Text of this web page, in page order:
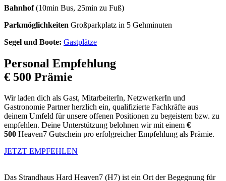
Bahnhof(10min Bus, 25min zu Fuß)
Parkmöglichkeiten Großparkplatz in 5 Gehminuten
Segel und Boote: Gastplätze
Personal Empfehlung
€ 500 Prämie
Wir laden dich als Gast, MitarbeiterIn, NetzwerkerIn und
Gastronomie Partner herzlich ein, qualifizierte Fachkräfte aus
deinem Umfeld für unsere offenen Positionen zu begeistern bzw. zu
empfehlen. Deine Unterstützung belohnen wir mit einem €
500 Heaven7 Gutschein pro erfolgreicher Empfehlung als Prämie.
JETZT EMPFEHLEN
Das Strandhaus Hard Heaven7 (H7) ist ein Ort der Begegnung für